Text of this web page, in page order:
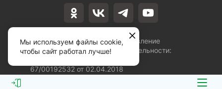
Лицензия на осуществление
образовательной деятельности:
67/00192532 от 02.04.2018
Мы используем файлы cookie,
чтобы сайт работал лучше!